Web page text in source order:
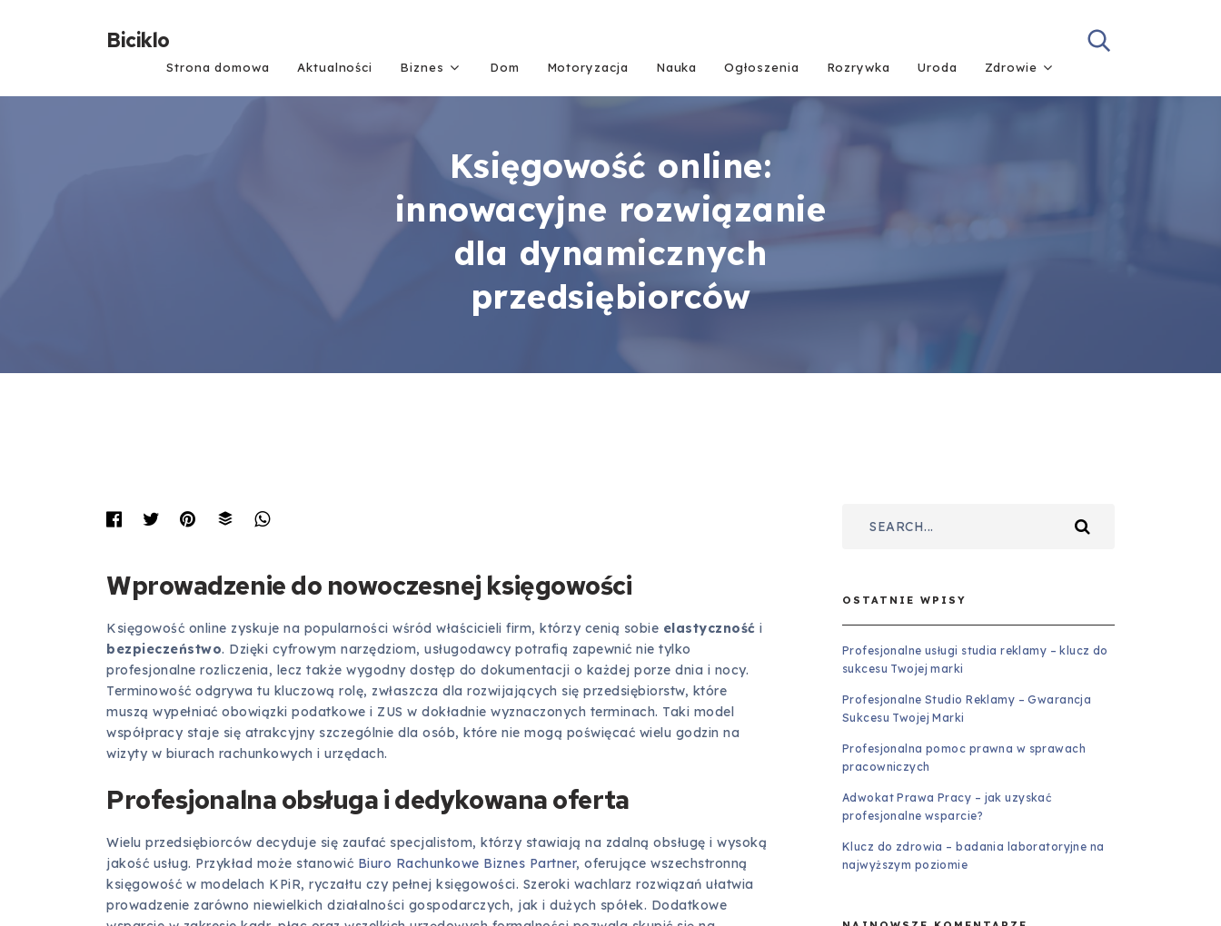
Biciklo
Strona domowa Aktualności Biznes Dom Motoryzacja Nauka Ogłoszenia Rozrywka Uroda Zdrowie
Księgowość online:
innowacyjne rozwiązanie
dla dynamicznych
przedsiębiorców
Wprowadzenie do nowoczesnej księgowości
Księgowość online zyskuje na popularności wśród właścicieli firm, którzy cenią sobie elastyczność i
bezpieczeństwo. Dzięki cyfrowym narzędziom, usługodawcy potrafią zapewnić nie tylko
profesjonalne rozliczenia, lecz także wygodny dostęp do dokumentacji o każdej porze dnia i nocy.
Terminowość odgrywa tu kluczową rolę, zwłaszcza dla rozwijających się przedsiębiorstw, które
muszą wypełniać obowiązki podatkowe i ZUS w dokładnie wyznaczonych terminach. Taki model
współpracy staje się atrakcyjny szczególnie dla osób, które nie mogą poświęcać wielu godzin na
wizyty w biurach rachunkowych i urzędach.
Profesjonalna obsługa i dedykowana oferta
Wielu przedsiębiorców decyduje się zaufać specjalistom, którzy stawiają na zdalną obsługę i wysoką
jakość usług. Przykład może stanowić Biuro Rachunkowe Biznes Partner, oferujące wszechstronną
księgowość w modelach KPiR, ryczałtu czy pełnej księgowości. Szeroki wachlarz rozwiązań ułatwia
prowadzenie zarówno niewielkich działalności gospodarczych, jak i dużych spółek. Dodatkowe
OSTATNIE WPISY
Profesjonalne usługi studia reklamy – klucz do
sukcesu Twojej marki
Profesjonalne Studio Reklamy – Gwarancja
Sukcesu Twojej Marki
Profesjonalna pomoc prawna w sprawach
pracowniczych
Adwokat Prawa Pracy – jak uzyskać
profesjonalne wsparcie?
Klucz do zdrowia – badania laboratoryjne na
najwyższym poziomie